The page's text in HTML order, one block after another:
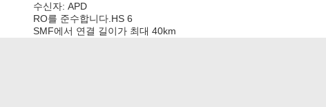
수신자: APD
RO를 준수합니다. HS 6
SMF에서 연결 길이가 최대 40km